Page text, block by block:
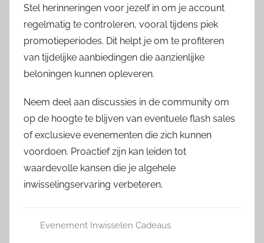
Stel herinneringen voor jezelf in om je account
regelmatig te controleren, vooral tijdens piek
promotieperiodes. Dit helpt je om te profiteren
van tijdelijke aanbiedingen die aanzienlijke
beloningen kunnen opleveren.
Neem deel aan discussies in de community om
op de hoogte te blijven van eventuele flash sales
of exclusieve evenementen die zich kunnen
voordoen. Proactief zijn kan leiden tot
waardevolle kansen die je algehele
inwisselingservaring verbeteren.
Evenement Inwisselen Cadeaus